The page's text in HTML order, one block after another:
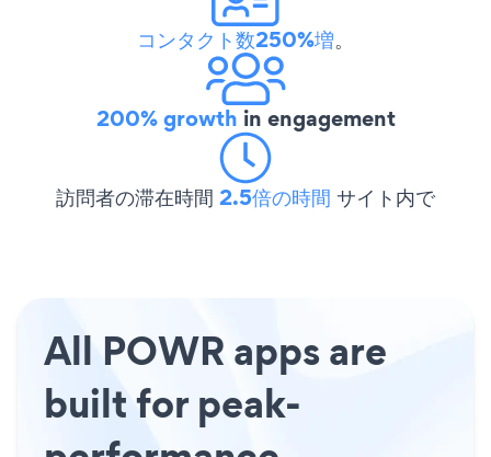
コンタクト数250%増。
200% growth in engagement
訪問者の滞在時間 2.5倍の時間 サイト内で
All POWR apps are
built for peak-